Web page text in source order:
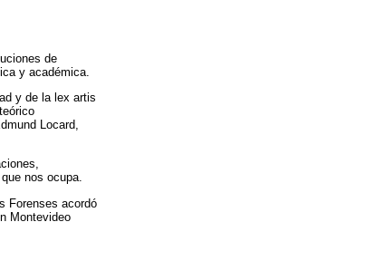
de
y académica.
y de la lex artis
Locard,
nos ocupa.
Forenses acordó
Montevideo